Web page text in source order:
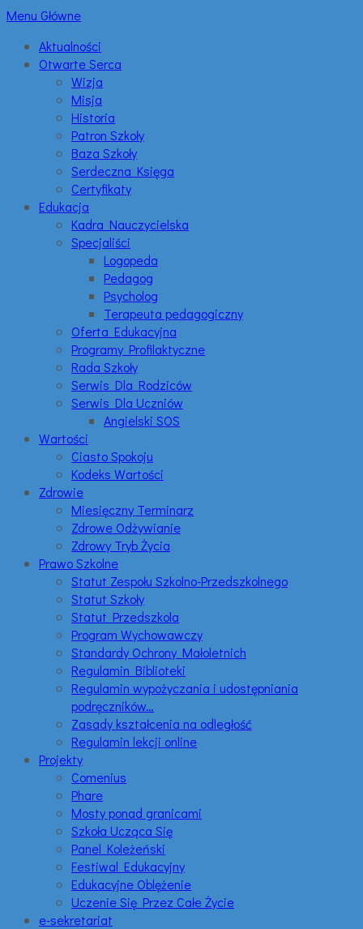
Menu Główne
Aktualności
Otwarte Serca
Wizja
Misja
Historia
Patron Szkoły
Baza Szkoły
Serdeczna Księga
Certyfikaty
Edukacja
Kadra Nauczycielska
Specjaliści
Logopeda
Pedagog
Psycholog
Terapeuta pedagogiczny
Oferta Edukacyjna
Programy Profilaktyczne
Rada Szkoły
Serwis Dla Rodziców
Serwis Dla Uczniów
Angielski SOS
Wartości
Ciasto Spokoju
Kodeks Wartości
Zdrowie
Miesięczny Terminarz
Zdrowe Odżywianie
Zdrowy Tryb Życia
Prawo Szkolne
Statut Zespołu Szkolno-Przedszkolnego
Statut Szkoły
Statut Przedszkola
Program Wychowawczy
Standardy Ochrony Małoletnich
Regulamin Biblioteki
Regulamin wypożyczania i udostępniania
podręczników…
Zasady kształcenia na odległość
Regulamin lekcji online
Projekty
Comenius
Phare
Mosty ponad granicami
Szkoła Ucząca Się
Panel Koleżeński
Festiwal Edukacyjny
Edukacyjne Oblężenie
Uczenie Się Przez Całe Życie
e-sekretariat